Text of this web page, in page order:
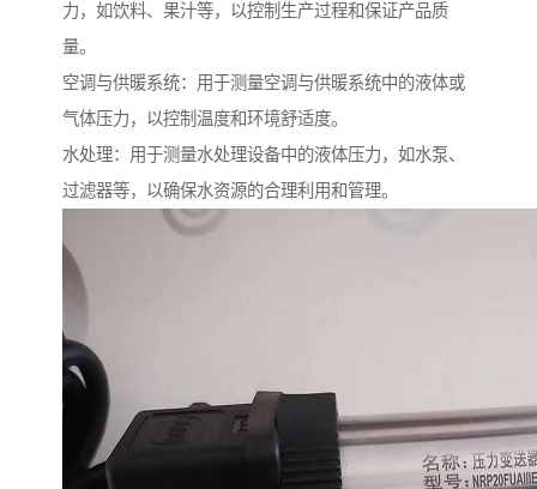
力，如饮料、果汁等，以控制生产过程和保证产品质
量。
空调与供暖系统：用于测量空调与供暖系统中的液体或
气体压力，以控制温度和环境舒适度。
水处理：用于测量水处理设备中的液体压力，如水泵、
过滤器等，以确保水资源的合理利用和管理。